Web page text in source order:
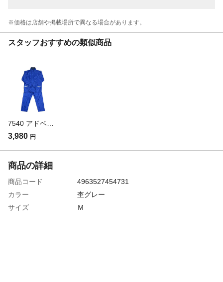
※価格は​店舗や​掲載場所で​異なる​場合が​あります。
スタッフおすすめの類似商品
3,980 円
商品の詳細
商品コード
4963527454731
カラー
杢グレー
サイズ
Ｍ